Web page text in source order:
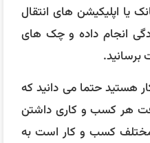
یا اپلیکیشن های انتقال
انجام داده و چک های
برسانید.
حتما می دانید که
هر کسب و کاری داشتن
کسب و کار است به